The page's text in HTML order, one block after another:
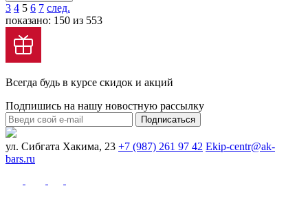
3 4 5 6 7 след.
показано: 150 из 553
Всегда будь в курсе скидок и акций
Подпишись на нашу новостную рассылку
Подписаться
ул. Сибгата Хакима, 23 +7 (987) 261 97 42 Ekip-centr@ak-
bars.ru